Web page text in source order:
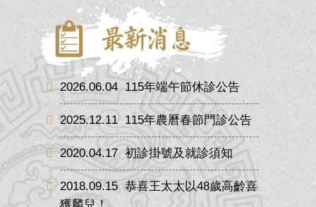
2026.06.04 115年端午節休診公告
2025.12.11 115年農曆春節門診公告
2020.04.17 初診掛號及就診須知
2018.09.15 恭喜王太太以48歲高齡喜
獲麟兒！